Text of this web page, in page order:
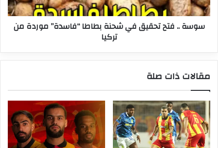
“فاسدة”
موردة
منسوسة .. فتح تحقيق في شحنة بطاطا “فاسدة” موردة من
تركيا
مقالات ذات صلة